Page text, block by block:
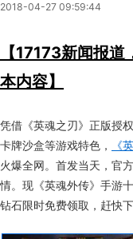
2018-04-27 09:59:44
【17173新闻报
本内容】
凭借《英魂之刃》正版授
卡牌沙盒等游戏特色，
《
火爆全网。首发当天，官
情。现《英魂外传》手游
钻石限时免费领取，赶快